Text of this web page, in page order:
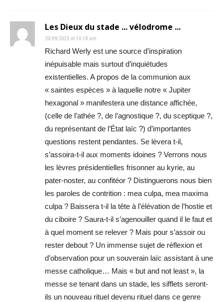
Les Dieux du stade ... vélodrome ...
20/09/2023 at 10:18 am
Richard Werly est une source d’inspiration
inépuisable mais surtout d’inquiétudes
existentielles. A propos de la communion aux
« saintes espèces » à laquelle notre « Jupiter
hexagonal » manifestera une distance affichée,
(celle de l’athée ?, de l’agnostique ?, du sceptique ?,
du représentant de l’État laïc ?) d’importantes
questions restent pendantes. Se lèvera t-il,
s’assoira-t-il aux moments idoines ? Verrons nous
les lèvres présidentielles frisonner au kyrie, au
pater-noster, au confitéor ? Distinguerons nous bien
les paroles de contrition : mea culpa, mea maxima
culpa ? Baissera t-il la tête à l’élévation de l’hostie et
du ciboire ? Saura-t-il s’agenouiller quand il le faut et
à quel moment se relever ? Mais pour s’assoir ou
rester debout ? Un immense sujet de réflexion et
d’observation pour un souverain laïc assistant à une
messe catholique… Mais « but and not least », la
messe se tenant dans un stade, les sifflets seront-
ils un nouveau rituel devenu rituel dans ce genre